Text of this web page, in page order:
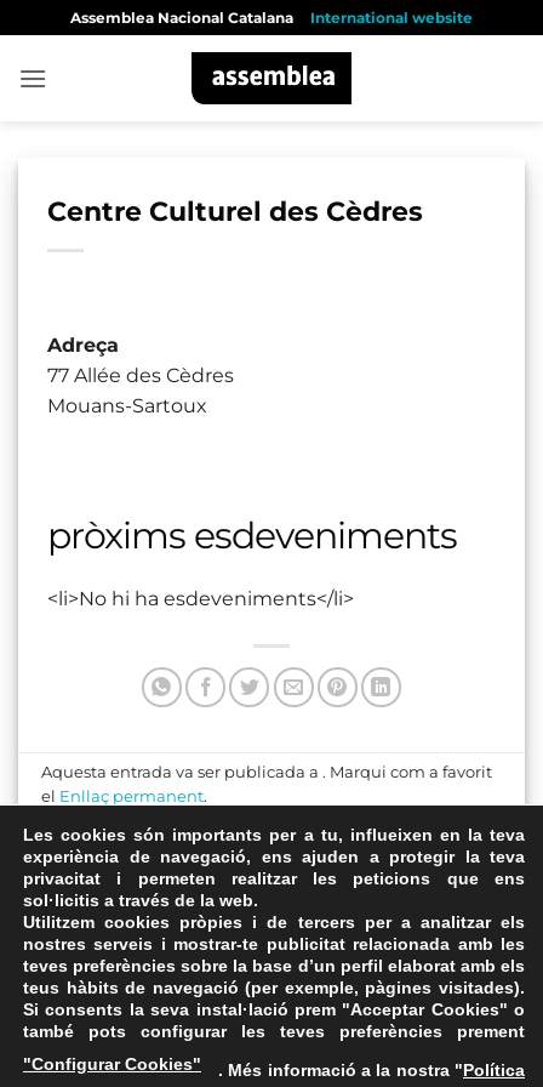
content
Assemblea Nacional Catalana International website
Centre Culturel des Cèdres
Adreça
77 Allée des Cèdres
Mouans-Sartoux
pròxims esdeveniments
<li>No hi ha esdeveniments</li>
Aquesta entrada va ser publicada a . Marqui com a favorit
el Enllaç permanent.
Aula Magna de les
Escoles Pies de Sant
Antoni
Ajuntament de Rosselló
FAQs
Les cookies són importants per a tu, influeixen en la teva
experiència de navegació, ens ajuden a protegir la teva
privacitat i permeten realitzar les peticions que ens
sol·licitis a través de la web.
Utilitzem cookies pròpies i de tercers per a analitzar els
nostres serveis i mostrar-te publicitat relacionada amb les
teves preferències sobre la base d’un perfil elaborat amb els
teus hàbits de navegació (per exemple, pàgines visitades).
Si consents la seva instal·lació prem "Acceptar Cookies" o
també pots configurar les teves preferències prement
"Configurar Cookies"
. Més informació a la nostra "Política